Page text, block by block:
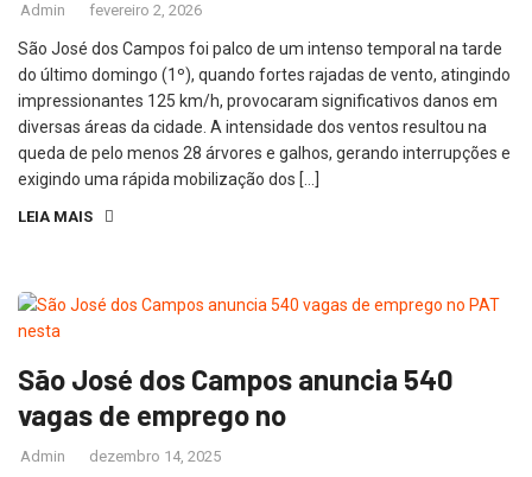
Admin fevereiro 2, 2026
São José dos Campos foi palco de um intenso temporal na tarde
do último domingo (1º), quando fortes rajadas de vento, atingindo
impressionantes 125 km/h, provocaram significativos danos em
diversas áreas da cidade. A intensidade dos ventos resultou na
queda de pelo menos 28 árvores e galhos, gerando interrupções e
exigindo uma rápida mobilização dos […]
LEIA MAIS
São José dos Campos anuncia 540
vagas de emprego no
Admin dezembro 14, 2025